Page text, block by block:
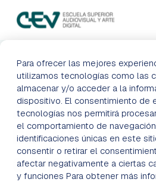
Para ofrecer las mejores
utilizamos tecnologías como las
almacenar y/o acceder a la
dispositivo. El consentimiento de
tecnologías nos permitirá
el comportamiento de
identificaciones únicas en este
consentir o retirar el
afectar negativamente a ciertas
y funciones Para obtener más
FORMACIONES
ADMISIONES
ACTUALIDAD
ESCUELA
¿QUÉ ES Y
ESTUDIAR
CÁMARA?
¿QUÉ ES Y
CÁMARA?